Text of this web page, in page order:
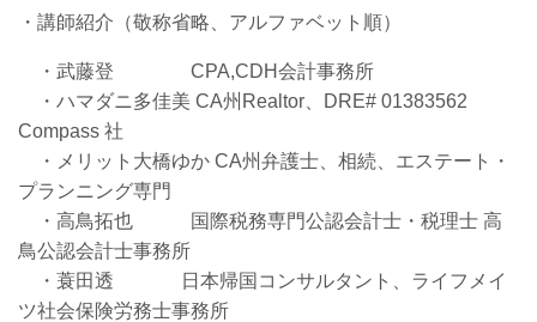
・ 講師紹介（敬称省略、アルファベット順）
・武藤登 CPA,CDH会計事務所
・ハマダニ多佳美 CA州Realtor、DRE# 01383562
Compass 社
・メリット大橋ゆか CA州弁護⼠、相続、エステート・
プランニング専門
・高鳥拓也 国際税務専門公認会計⼠・税理⼠ 高
鳥公認会計⼠事務所
・ 蓑田透 日本帰国コンサルタント、ライフメイ
ツ社会保険労務⼠事務所